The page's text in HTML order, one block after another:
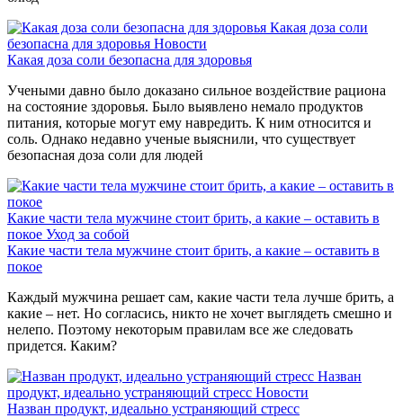
Какая доза соли
безопасна для здоровья Новости
Какая доза соли безопасна для здоровья
Учеными давно было доказано сильное воздействие рациона
на состояние здоровья. Было выявлено немало продуктов
питания, которые могут ему навредить. К ним относится и
соль. Однако недавно ученые выяснили, что существует
безопасная доза соли для людей
Какие части тела мужчине стоит брить, а какие – оставить в
покое Уход за собой
Какие части тела мужчине стоит брить, а какие – оставить в
покое
Каждый мужчина решает сам, какие части тела лучше брить, а
какие – нет. Но согласись, никто не хочет выглядеть смешно и
нелепо. Поэтому некоторым правилам все же следовать
придется. Каким?
Назван
продукт, идеально устраняющий стресс Новости
Назван продукт, идеально устраняющий стресс